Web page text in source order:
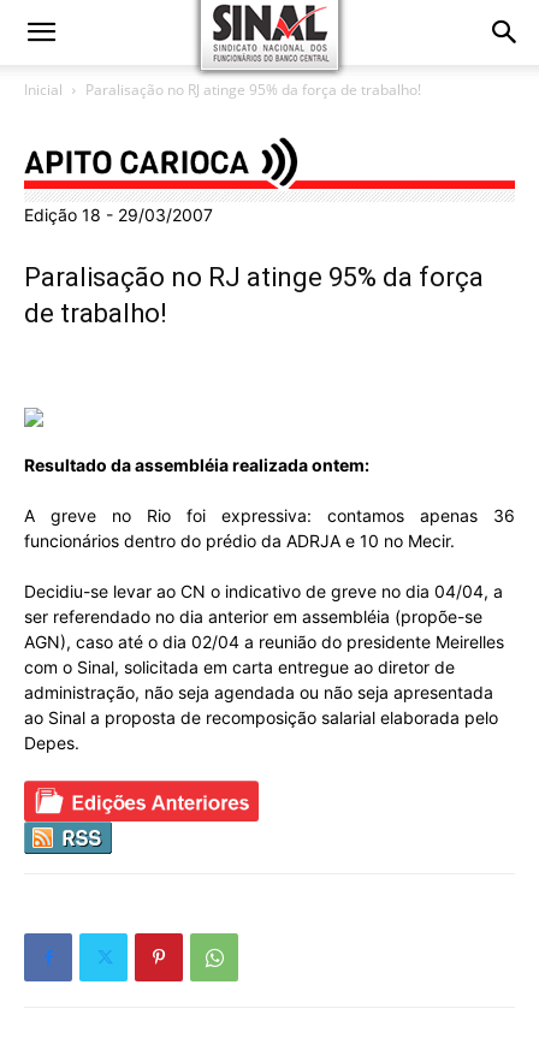
Inicial Paralisação no RJ atinge 95% da força de trabalho!
Edição 18 - 29/03/2007
Paralisação no RJ atinge 95% da força
de trabalho!
Resultado da assembléia realizada ontem:
A greve no Rio foi expressiva: contamos apenas 36
funcionários dentro do prédio da ADRJA e 10 no Mecir.
Decidiu-se levar ao CN o indicativo de greve no dia 04/04, a
ser referendado no dia anterior em assembléia (propõe-se
AGN), caso até o dia 02/04 a reunião do presidente Meirelles
com o Sinal, solicitada em carta entregue ao diretor de
administração, não seja agendada ou não seja apresentada
ao Sinal a proposta de recomposição salarial elaborada pelo
Depes.